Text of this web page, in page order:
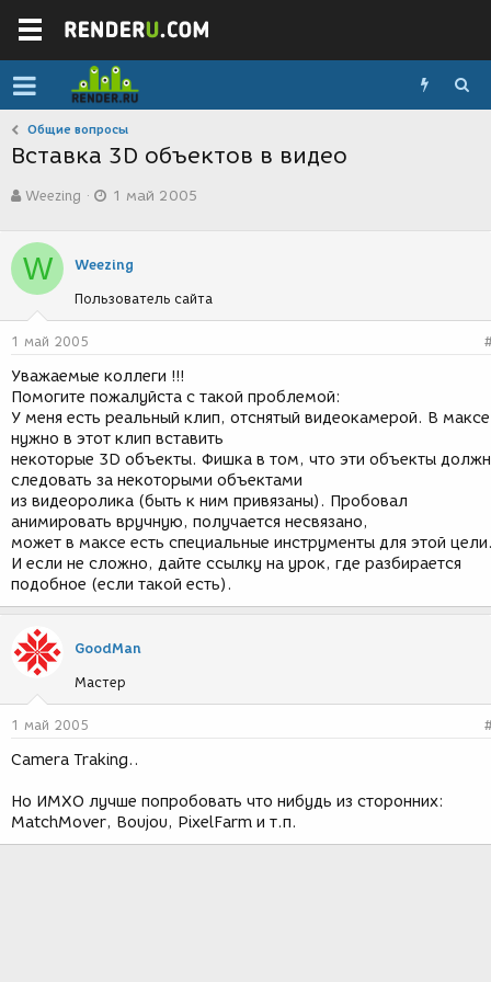
Общие вопросы
Вставка 3D объектов в видео
в
о
р
т
е
м
ы
Weezing
а
с
з
д
и
я
1 май 2005
W Weezing
Пользователь сайта
1 май 2005
Уважаемые коллеги !!!
Помогите пожалуйста с такой проблемой:
У меня есть реальный клип, отснятый видеокамерой. В максе
нужно в этот клип вставить
некоторые 3D объекты. Фишка в том, что эти объекты
следовать за некоторыми объектами
из видеоролика (быть к ним привязаны). Пробовал
анимировать вручную, получается несвязано,
может в максе есть специальные инструменты для этой
И если не сложно, дайте ссылку на урок, где разбирается
подобное (если такой есть).
GoodMan
Мастер
1 май 2005
Camera Traking..
Но ИМХО лучше попробовать что нибудь из сторонних:
MatchMover, Boujou, PixelFarm и т.п.